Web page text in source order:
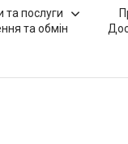
та послуги
та обмін